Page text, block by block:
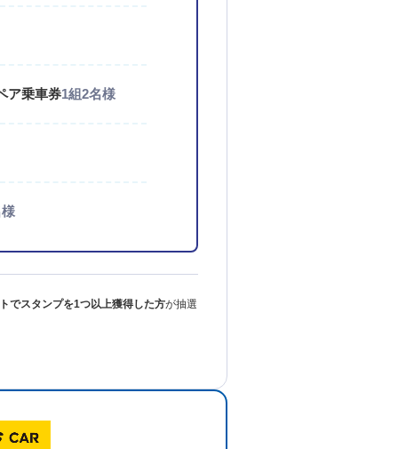
ア乗車券1組2名様
でスタンプを1つ以上獲得した方が抽選